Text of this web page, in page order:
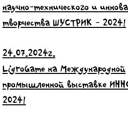
научно-технического и
творчества ШУСТРИК - 2024!
24.07.2024г.
LigroGame на Международной
промышленной выставке
2024!